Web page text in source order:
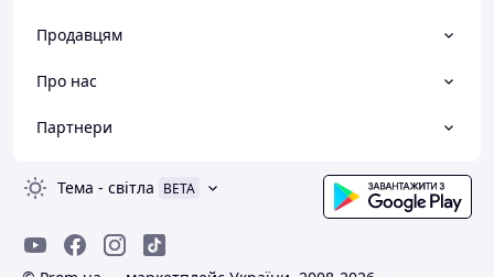
Продавцям
Про нас
Партнери
Тема - світла BETA